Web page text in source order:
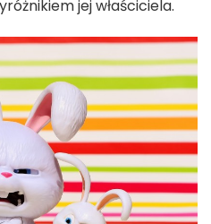
jej właściciela.